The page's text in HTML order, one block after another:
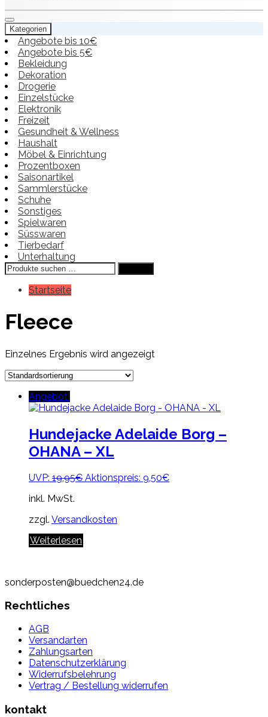
Kategorien
Angebote bis 10€
Angebote bis 5€
Bekleidung
Dekoration
Drogerie
Einzelstücke
Elektronik
Freizeit
Gesundheit & Wellness
Haushalt
Möbel & Einrichtung
Prozentboxen
Saisonartikel
Sammlerstücke
Schuhe
Sonstiges
Spielwaren
Süsswaren
Tierbedarf
Unterhaltung
Suchen
nach:
Startseite
Fleece
Einzelnes Ergebnis wird angezeigt
Angebot!
Hundejacke Adelaide Borg –
OHANA – XL
UVP: 19,95€ Ursprünglicher
Aktionspreis: 9,50€Aktueller
inkl. MwSt.
zzgl. Versandkosten
Weiterlesen
sonderposten@buedchen24.de
Rechtliches
AGB
Versandarten
Zahlungsarten
Datenschutzerklärung
Widerrufsbelehrung
Vertrag / Bestellung widerrufen
kontakt